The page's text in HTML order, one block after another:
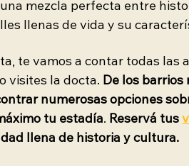
una mezcla perfecta entre
llenas de vida y su
te vamos a contar todas las
visites la docta. De los barrios
numerosas opciones
tu estadía. Reservá tus
llena de historia y cultura.